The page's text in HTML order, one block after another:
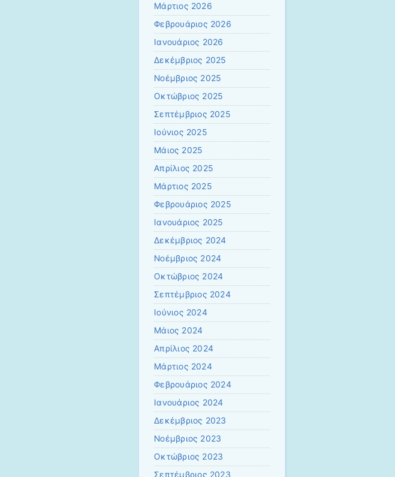
Μάρτιος 2026
Φεβρουάριος 2026
Ιανουάριος 2026
Δεκέμβριος 2025
Νοέμβριος 2025
Οκτώβριος 2025
Σεπτέμβριος 2025
Ιούνιος 2025
Μάιος 2025
Απρίλιος 2025
Μάρτιος 2025
Φεβρουάριος 2025
Ιανουάριος 2025
Δεκέμβριος 2024
Νοέμβριος 2024
Οκτώβριος 2024
Σεπτέμβριος 2024
Ιούνιος 2024
Μάιος 2024
Απρίλιος 2024
Μάρτιος 2024
Φεβρουάριος 2024
Ιανουάριος 2024
Δεκέμβριος 2023
Νοέμβριος 2023
Οκτώβριος 2023
Σεπτέμβριος 2023